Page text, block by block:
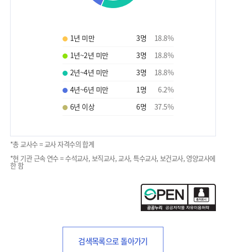
1년 미만 3명 18.8%
1년~2년 미만
3명 18.8%
2년~4년 미만
3명 18.8%
4년~6년 미만
1명 6.2%
6년 이상
6명 37.5%
*총 교사수 = 교사 자격수의 합계
*현 기관 근속 연수 = 수석교사, 보직교사, 교사, 특수교사, 보건교사, 영양교사에
한 함
검색목록으로 돌아가기